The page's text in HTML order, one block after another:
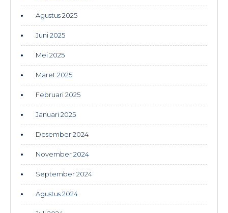
Agustus 2025
Juni 2025
Mei 2025
Maret 2025
Februari 2025
Januari 2025
Desember 2024
November 2024
September 2024
Agustus 2024